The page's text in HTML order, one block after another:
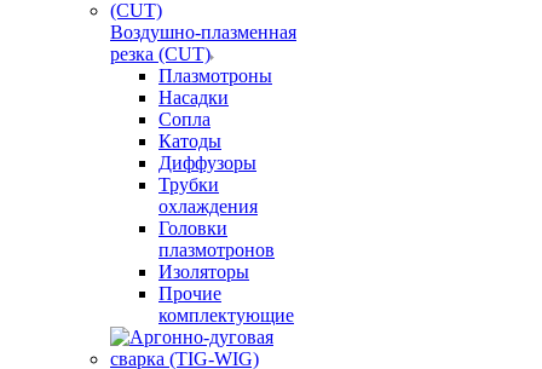
Воздушно-плазменная
резка (CUT)
Плазмотроны
Насадки
Сопла
Катоды
Диффузоры
Трубки
охлаждения
Головки
плазмотронов
Изоляторы
Прочие
комплектующие